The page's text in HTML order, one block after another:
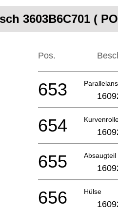
3603B6C701 (
Pos.
653
654
Absaugteil
655
Hülse
656